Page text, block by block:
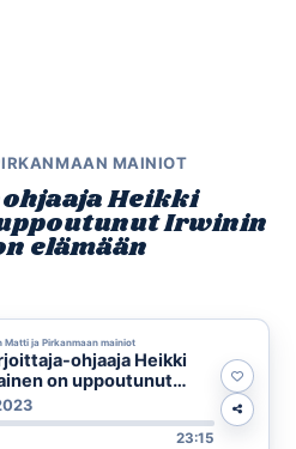
MAINIOT
Heikki
Irwinin
elämään
Matti ja Pirkanmaan mainiot
ohjaaja Heikki
on uppoutunut
Mikko Alatalon
23:15